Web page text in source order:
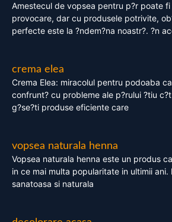
Amestecul de vopsea pentru p?r poate
provocare, dar cu produsele potrivite,
perfecte este la ?ndem?na noastr?. ?n
crema elea
Crema Elea: miracolul pentru podoaba
confrunt? cu probleme ale p?rului ?tiu
g?se?ti produse eficiente care
vopsea naturala henna
Vopsea naturala henna este un produs
in ce mai multa popularitate in ultimii ani.
sanatoasa si naturala